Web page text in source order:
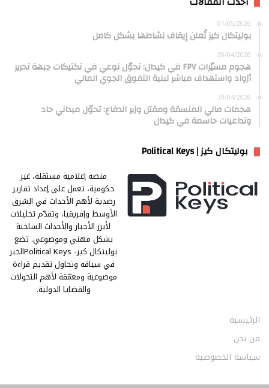
01/05/2026
بوليتكال كيز تُعلن إيقاف نشاطها بشكل كامل
30/04/2026
هجوم مسيّرات FPV في كيدال: تحوّل نوعي في تكتيكات جبهة تحرير
أزواد واستهداف مباشر لبنية التفوق الجوي المالي
30/04/2026
هجمات مالي المنسقة ومقتل وزير الدفاع: تحوّل ميداني حاد
وتداعيات حاسمة في كيدال
بوليتكال كيز | Political Keys
منصة إعلامية مستقلة، غير
حكومية، تعمل على إعداد تقارير
رصدية لأهم الأحداث في الشرق
الأوسط وإفريقيا، وتقدّم تحليلات
لأبرز الأخبار والأحداث الساخنة
بشكل مهني وموضوعي. تضع
بوليتكال كيز- Political Keysالخبر
في سياقه وتحاول تقديم قراءة
موضوعية ومعمّقة لأهم التحولات
والقضايا الدولية.
الرئيسية
من نحن
سياسة الخصوصية